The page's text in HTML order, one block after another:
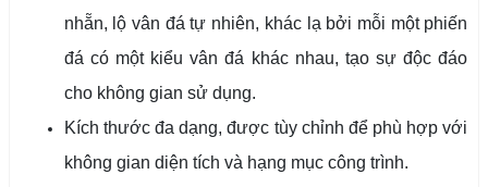
nhẵn, lộ vân đá tự nhiên, khác lạ bởi mỗi một phiến
đá có một kiểu vân đá khác nhau, tạo sự độc đáo
cho không gian sử dụng.
Kích thước đa dạng, được tùy chỉnh để phù hợp với
không gian diện tích và hạng mục công trình.